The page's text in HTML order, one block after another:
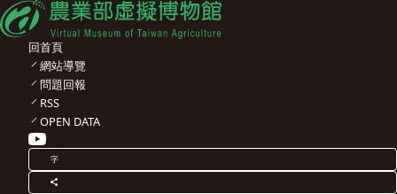
回首頁
網站導覽
問題回報
RSS
OPEN DATA
字